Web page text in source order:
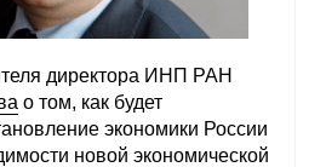
директора ИНП РАН
о том, как будет
экономики России
новой экономической